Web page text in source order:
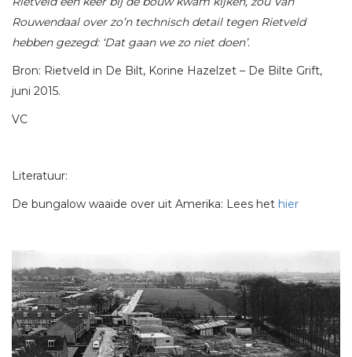
Rouwendaal over zo’n technisch detail tegen Rietveld
hebben gezegd: ‘Dat gaan we zo niet doen’.
Bron: Rietveld in De Bilt, Korine Hazelzet – De Bilte Grift,
juni 2015.
VC
Literatuur:
De bungalow waaide over uit Amerika: Lees het hier